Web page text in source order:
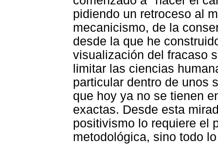
pidiendo un retroceso al
mecanicismo, de la
desde la que he
visualización del fracaso
limitar las ciencias
particular dentro de unos
que hoy ya no se tienen
exactas. Desde esta
positivismo lo requiere el
metodológica, sino todo